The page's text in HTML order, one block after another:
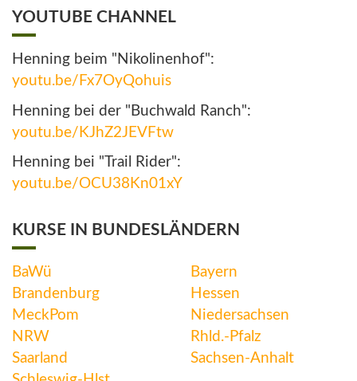
YOUTUBE CHANNEL
Henning beim "Nikolinenhof":
youtu.be/Fx7OyQohuis
Henning bei der "Buchwald Ranch":
youtu.be/KJhZ2JEVFtw
Henning bei "Trail Rider":
youtu.be/OCU38Kn01xY
KURSE IN BUNDESLÄNDERN
BaWü
Bayern
Brandenburg
Hessen
MeckPom
Niedersachsen
NRW
Rhld.-Pfalz
Saarland
Sachsen-Anhalt